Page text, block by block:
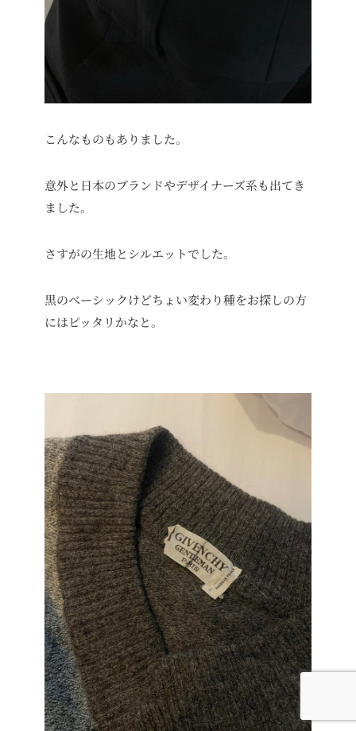
こんなものもありました。
意外と日本のブランドやデザイナーズ系も出てき
ました。
さすがの生地とシルエットでした。
黒のベーシックけどちょい変わり種をお探しの方
にはピッタリかなと。